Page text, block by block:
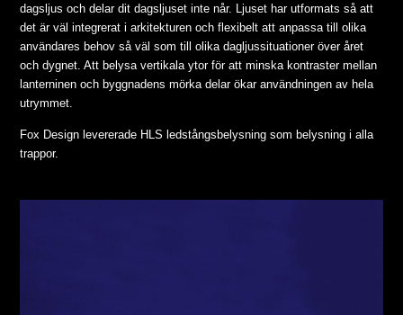
dagsljus och delar dit dagsljuset inte når. Ljuset har utformats så att
det är väl integrerat i arkitekturen och flexibelt att anpassa till olika
användares behov så väl som till olika dagljussituationer över året
och dygnet. Att belysa vertikala ytor för att minska kontraster mellan
lanterninen och byggnadens mörka delar ökar användningen av hela
utrymmet.
Fox Design levererade HLS ledstångsbelysning som belysning i alla
trappor.